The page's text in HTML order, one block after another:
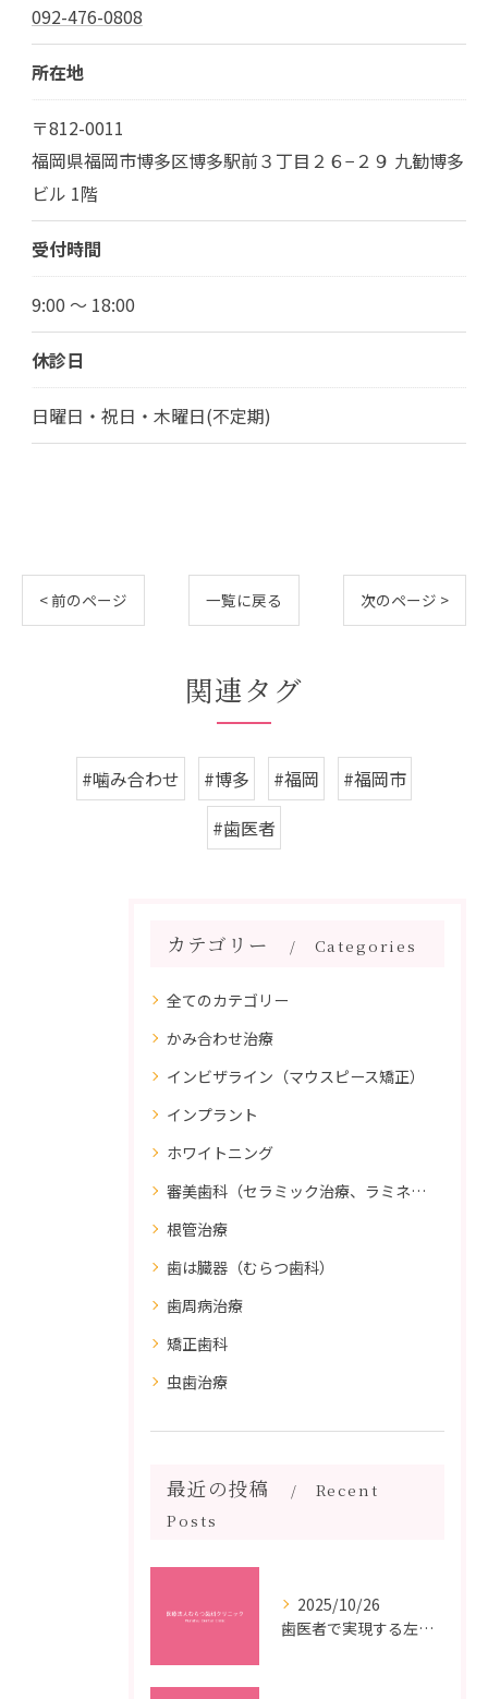
092-476-0808
所在地
〒812-0011
福岡県福岡市博多区博多駅前３丁目２６−２９ 九勧博多
ビル 1階
受付時間
9:00 ～ 18:00
休診日
日曜日・祝日・木曜日(不定期)
< 前のページ 一覧に戻る 次のページ >
関連タグ
#噛み合わせ #博多 #福岡
#福岡市
#歯医者
カテゴリー Categories
全てのカテゴリー
かみ合わせ治療
インビザライン（マウスピース矯正）
インプラント
ホワイトニング
審美歯科（セラミック治療、ラミネートべニア、ダイレクトボンディング）
根管治療
歯は臓器（むらつ歯科）
歯周病治療
矯正歯科
虫歯治療
最近の投稿
Recent
Posts
2025/10/26
歯医者で実現する左右対称治療のポイントと矯正治療選びの疑問解決ガイド